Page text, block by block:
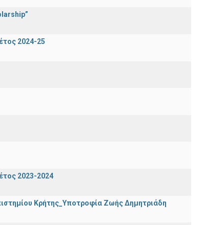
2024-25
2023-2024
Κρήτης_Υποτροφία Ζωής Δημητριάδη